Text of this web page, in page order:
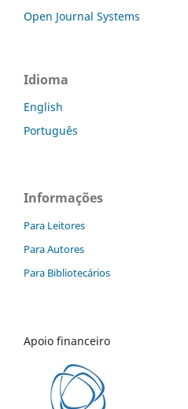
Open Journal Systems
Idioma
English
Português
Informações
Para Leitores
Para Autores
Para Bibliotecários
Apoio financeiro